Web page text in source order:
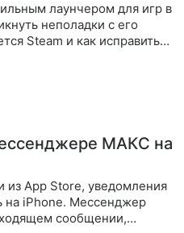
лаунчером для игр в
неполадки с его
Steam и как исправить
МАКС на
App Store, уведомления
на iPhone. Мессенджер
сообщении,